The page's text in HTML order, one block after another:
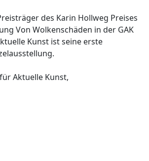
des Karin Hollweg Preises
Von Wolkenschäden in der GAK
Kunst ist seine erste
Aktuelle Kunst,